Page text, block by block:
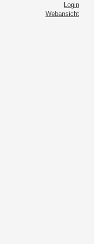
Login
Webansicht